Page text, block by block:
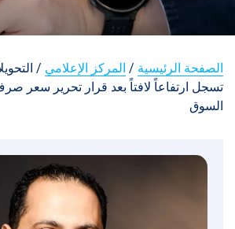
الصفحة الرئيسية / المركز الإعلامي /
تسجل ارتفاعاً لافتاً بعد قرار تحرير سعر
السوق